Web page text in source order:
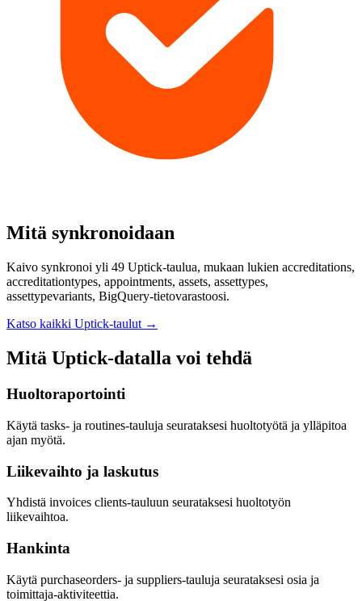
Mitä synkronoidaan
Kaivo synkronoi yli 49 Uptick-taulua, mukaan lukien accreditations,
accreditationtypes, appointments, assets, assettypes,
assettypevariants, BigQuery-tietovarastoosi.
Katso kaikki Uptick-taulut →
Mitä Uptick-datalla voi tehdä
Huoltoraportointi
Käytä tasks- ja routines-tauluja seurataksesi huoltotyötä ja ylläpitoa
ajan myötä.
Liikevaihto ja laskutus
Yhdistä invoices clients-tauluun seurataksesi huoltotyön
liikevaihtoa.
Hankinta
Käytä purchaseorders- ja suppliers-tauluja seurataksesi osia ja
toimittaja-aktiviteettia.